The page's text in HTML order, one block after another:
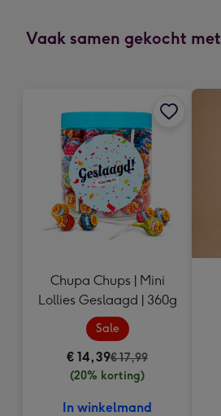
mm
onuitwisbare
240
240
mm
Vaak samen gekocht met
Chupa Chups | Mini
Lollies Geslaagd | 360g
Sale
€ 14,39€ 17,99
(20% korting)
In winkelmand